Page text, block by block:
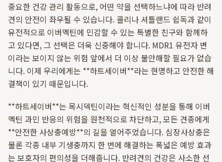
중요한 건강 관리 활동으로, 어떤 약을 선택하느냐에 따라 반려
견의 안전이 좌우될 수 있습니다. 콜리나 셔틀랜드 쉽독과 같이
유전적으로 이버멕틴에 민감할 수 있는 특별한 친구와 함께하
고 있다면, 그 선택은 더욱 신중해야 합니다. MDR1 유전자 변
이라는 보이지 않는 위험 앞에서 더 이상 불안해할 필요가 없습
니다. 이제 우리에게는 **하트세이버**라는 현명하고 안전한 해
결책이 있기 때문입니다.
**하트세이버**는 목시덱틴이라는 혁신적인 성분을 통해 이버
멕틴 과민 반응의 위험을 원천적으로 차단하고, 모든 견종에게
**안전한 사상충예방**의 길을 열어주었습니다. 심장사상충은
물론 각종 내부 기생충까지 한 번에 해결하는 폭넓은 예방 효과
는 보호자의 편의성을 더해줍니다. 반려견의 건강은 사소한 선